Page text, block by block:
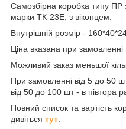
Самозбірна коробка типу ПР
марки ТК-23Е, з віконцем.
Внутрішній розмір -
Ціна вказана при замовленні
Можливий заказ меньшої
При замовленні від 5 до 50
від 50 до 100 шт - в півтора
Повний список та вартість
дивіться тут